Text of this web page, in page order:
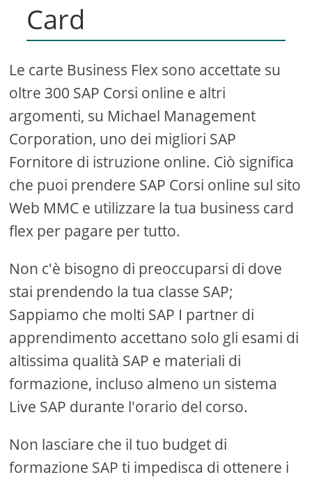
Card
Le carte Business Flex sono accettate su
oltre 300 SAP Corsi online e altri
argomenti, su Michael Management
Corporation, uno dei migliori SAP
Fornitore di istruzione online. Ciò significa
che puoi prendere SAP Corsi online sul sito
Web MMC e utilizzare la tua business card
flex per pagare per tutto.
Non c'è bisogno di preoccuparsi di dove
stai prendendo la tua classe SAP;
Sappiamo che molti SAP I partner di
apprendimento accettano solo gli esami di
altissima qualità SAP e materiali di
formazione, incluso almeno un sistema
Live SAP durante l'orario del corso.
Non lasciare che il tuo budget di
formazione SAP ti impedisca di ottenere i